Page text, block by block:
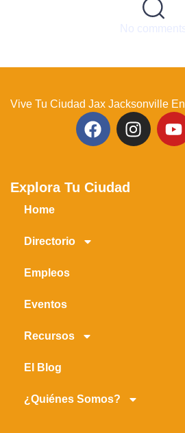
No
Vive Tu Ciudad Jax Jacksonville
Explora Tu Ciudad
Home
Directorio
Empleos
Eventos
Recursos
El Blog
¿Quiénes Somos?